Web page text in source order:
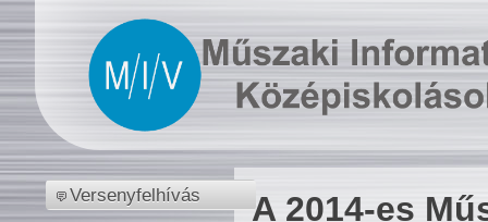
Versenyfelhívás
A 2014-es